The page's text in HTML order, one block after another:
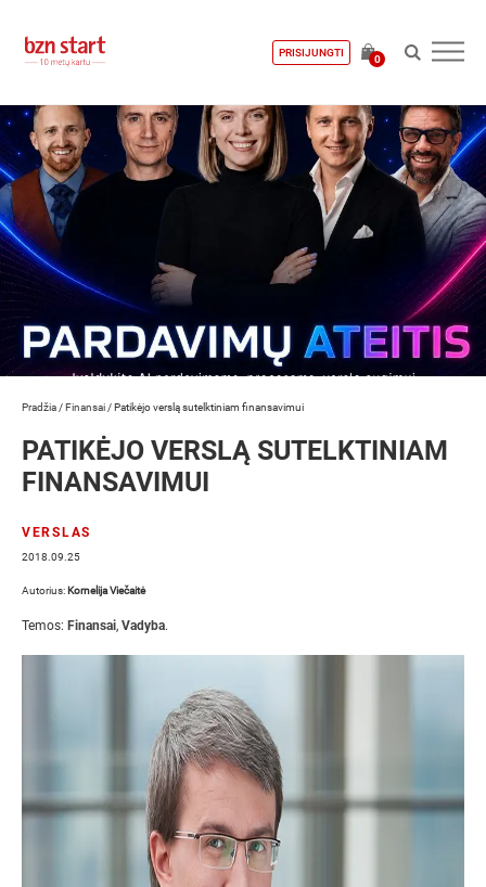
PRISIJUNGTI
0
Pradžia /Finansai /Patikėjo verslą sutelktiniam finansavimui
PATIKĖJO VERSLĄ SUTELKTINIAM
FINANSAVIMUI
VERSLAS
2018.09.25
Autorius: Kornelija Viečaitė
Temos: Finansai, Vadyba.